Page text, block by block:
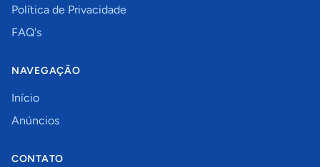
Política de Privacidade
FAQ's
NAVEGAÇÃO
Início
Anúncios
CONTATO